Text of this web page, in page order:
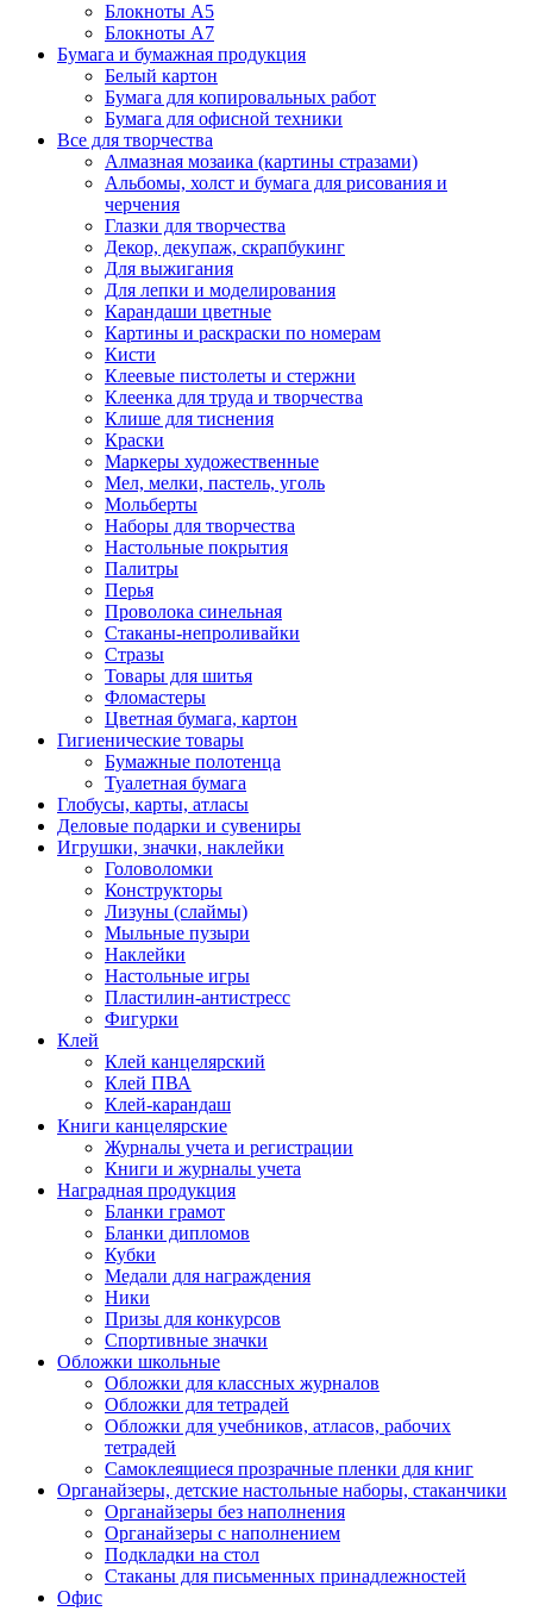
Блокноты А5
Блокноты А7
Бумага и бумажная продукция
Белый картон
Бумага для копировальных работ
Бумага для офисной техники
Все для творчества
Алмазная мозаика (картины стразами)
Альбомы, холст и бумага для рисования и
черчения
Глазки для творчества
Декор, декупаж, скрапбукинг
Для выжигания
Для лепки и моделирования
Карандаши цветные
Картины и раскраски по номерам
Кисти
Клеевые пистолеты и стержни
Клеенка для труда и творчества
Клише для тиснения
Краски
Маркеры художественные
Мел, мелки, пастель, уголь
Мольберты
Наборы для творчества
Настольные покрытия
Палитры
Перья
Проволока синельная
Стаканы-непроливайки
Стразы
Товары для шитья
Фломастеры
Цветная бумага, картон
Гигиенические товары
Бумажные полотенца
Туалетная бумага
Глобусы, карты, атласы
Деловые подарки и сувениры
Игрушки, значки, наклейки
Головоломки
Конструкторы
Лизуны (слаймы)
Мыльные пузыри
Наклейки
Настольные игры
Пластилин-антистресс
Фигурки
Клей
Клей канцелярский
Клей ПВА
Клей-карандаш
Книги канцелярские
Журналы учета и регистрации
Книги и журналы учета
Наградная продукция
Бланки грамот
Бланки дипломов
Кубки
Медали для награждения
Ники
Призы для конкурсов
Спортивные значки
Обложки школьные
Обложки для классных журналов
Обложки для тетрадей
Обложки для учебников, атласов, рабочих
тетрадей
Самоклеящиеся прозрачные пленки для книг
Органайзеры, детские настольные наборы, стаканчики
Органайзеры без наполнения
Органайзеры с наполнением
Подкладки на стол
Стаканы для письменных принадлежностей
Офис